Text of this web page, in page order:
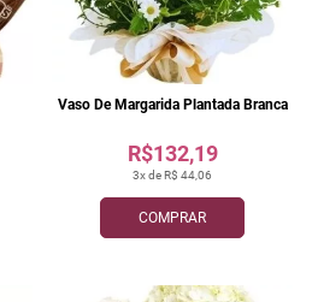
COMPRAR
3x de R$ 44,06
R$132,19
Vaso De Margarida Plantada Branca